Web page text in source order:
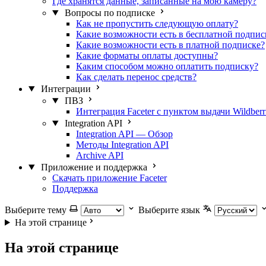
Вопросы по подписке
Как не пропустить следующую оплату?
Какие возможности есть в бесплатной
Какие возможности есть в платной подписке?
Какие форматы оплаты доступны?
Каким способом можно оплатить подписку?
Как сделать перенос средств?
Интеграции
ПВЗ
Интеграция Faceter с пунктом выдачи
Integration API
Integration API — Обзор
Методы Integration API
Archive API
Приложение и поддержка
Скачать приложение Faceter
Поддержка
Выберите тему
Выберите язык
На этой странице
На этой странице